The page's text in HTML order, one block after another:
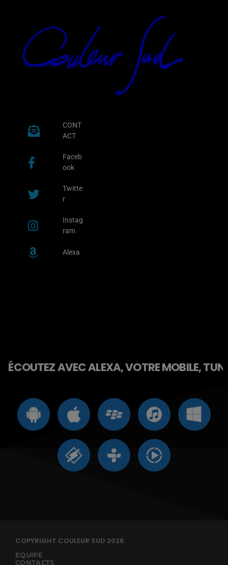
CONT
ACT
Faceb
ook
Twitte
r
Instag
ram
Alexa
ÉCOUTEZ AVEC ALEXA, VOTRE MOBILE,
COPYRIGHT COULEUR SUD 2026
EQUIPE
CONTACTS